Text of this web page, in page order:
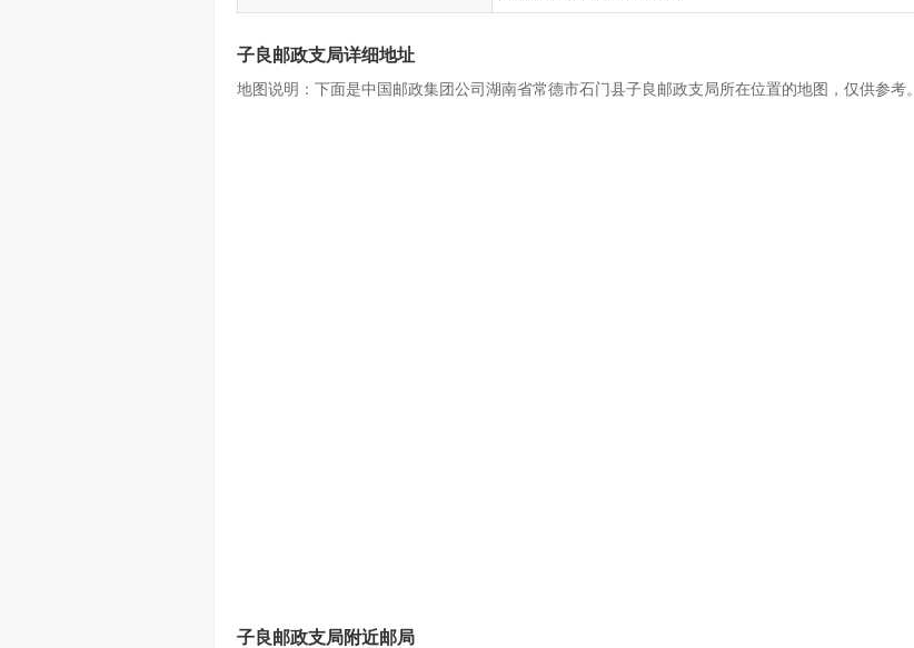
子良邮政支局详细地址
地图说明：下面是中国邮政集团公司湖南省常德市石门县子良邮政支局所在位置的地图，仅供参考。
子良邮政支局附近邮局